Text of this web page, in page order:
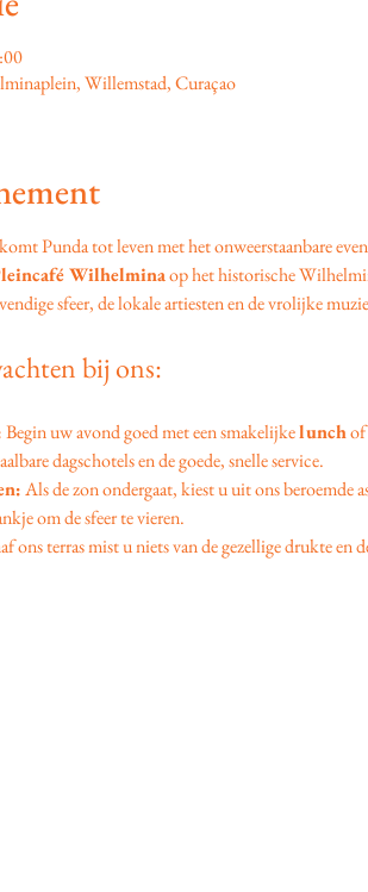
Willemstad, Curaçao
Punda tot leven met het onweerstaanbare
Wilhelmina op het historische
sfeer, de lokale artiesten en de vrolijke
bij ons:
Begin uw avond goed met een smakelijke lunch of
dagschotels en de goede, snelle service.
Als de zon ondergaat, kiest u uit ons beroemde
om de sfeer te vieren.
ons terras mist u niets van de gezellige drukte en